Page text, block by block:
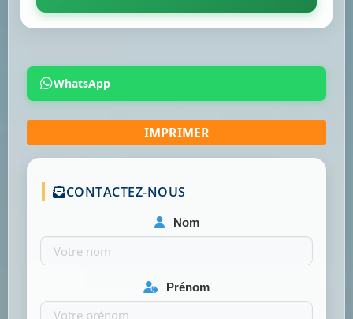
WhatsApp
CONTACTEZ-NOUS
Nom
Prénom